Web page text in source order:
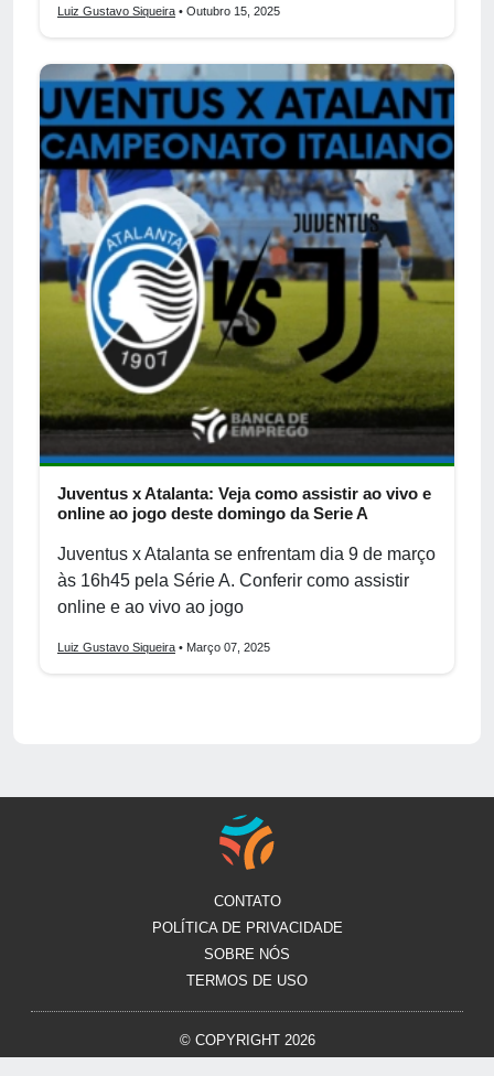
Luiz Gustavo Siqueira • Outubro 15, 2025
Juventus x Atalanta: Veja como assistir ao vivo e
online ao jogo deste domingo da Serie A
Juventus x Atalanta se enfrentam dia 9 de março
às 16h45 pela Série A. Conferir como assistir
online e ao vivo ao jogo
Luiz Gustavo Siqueira • Março 07, 2025
CONTATO
POLÍTICA DE PRIVACIDADE
SOBRE NÓS
TERMOS DE USO
© COPYRIGHT 2026